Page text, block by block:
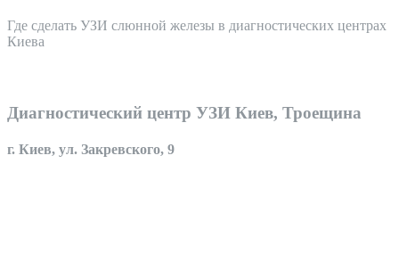
Где сделать УЗИ слюнной железы в диагностических центрах
Киева
Диагностический центр УЗИ Киев, Троещина
г. Киев, ул. Закревского, 9